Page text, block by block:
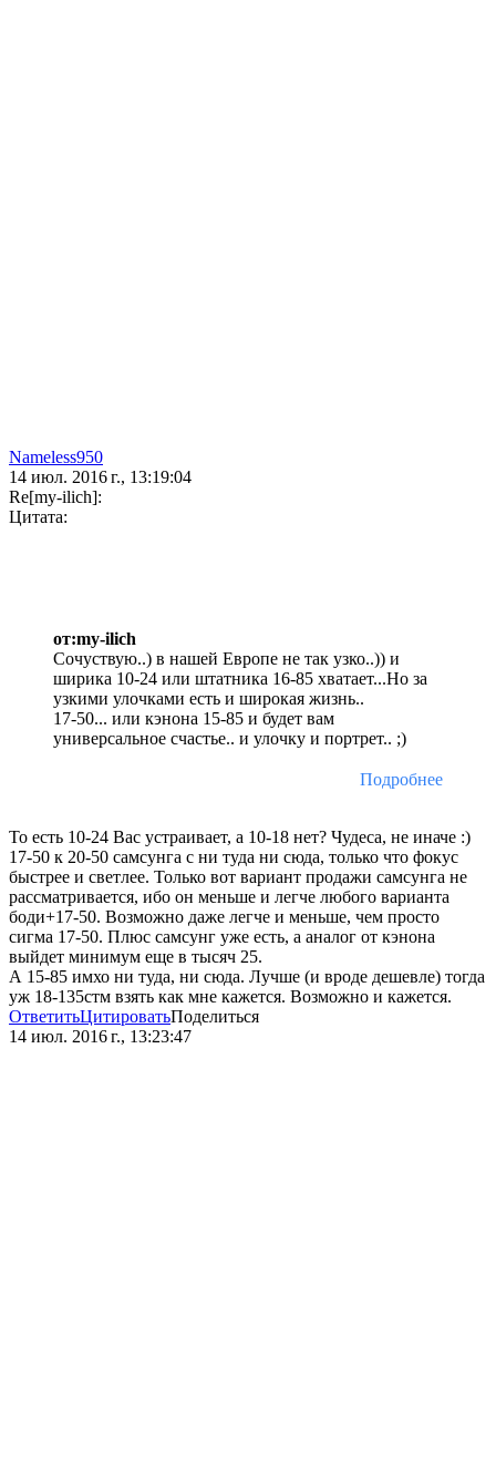
Nameless950
14 июл. 2016 г., 13:19:04
Re[my-ilich]:
Цитата:
от:my-ilich
Сочуствую..) в нашей Европе не так узко..)) и
ширика 10-24 или штатника 16-85 хватает...Но за
узкими улочками есть и широкая жизнь..
17-50... или кэнона 15-85 и будет вам
универсальное счастье.. и улочку и портрет.. ;)
Подробнее
То есть 10-24 Вас устраивает, а 10-18 нет? Чудеса, не иначе :)
17-50 к 20-50 самсунга с ни туда ни сюда, только что фокус
быстрее и светлее. Только вот вариант продажи самсунга не
рассматривается, ибо он меньше и легче любого варианта
боди+17-50. Возможно даже легче и меньше, чем просто
сигма 17-50. Плюс самсунг уже есть, а аналог от кэнона
выйдет минимум еще в тысяч 25.
А 15-85 имхо ни туда, ни сюда. Лучше (и вроде дешевле) тогда
уж 18-135стм взять как мне кажется. Возможно и кажется.
ОтветитьЦитироватьПоделиться
14 июл. 2016 г., 13:23:47